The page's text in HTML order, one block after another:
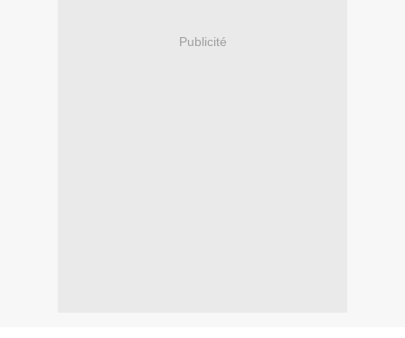
Publicité